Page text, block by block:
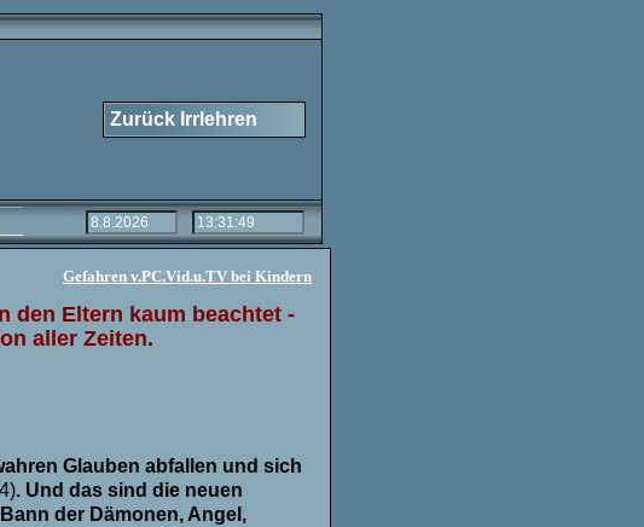
Zurück Irrlehren
Gefahren v.PC.Vid.u.TV bei Kindern
den Eltern kaum beachtet -
aller Zeiten.
Glauben abfallen und sich
. Und das sind die neuen
der Dämonen, Angel,